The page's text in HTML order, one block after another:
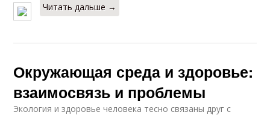
Читать дальше →
Окружающая среда и здоровье:
взаимосвязь и проблемы
Экология и здоровье человека тесно связаны друг с